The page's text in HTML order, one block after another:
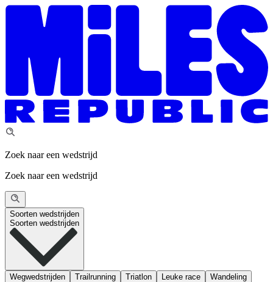
Zoek naar een wedstrijd
Zoek naar een wedstrijd
Soorten wedstrijden
Soorten wedstrijden
Wegwedstrijden Trailrunning Triatlon Leuke race Wandeling